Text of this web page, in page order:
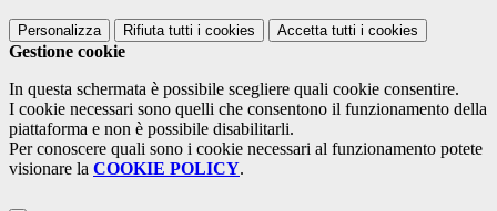
Personalizza Rifiuta tutti i cookies Accetta tutti i cookies
Gestione cookie
In questa schermata è possibile scegliere quali cookie consentire.
I cookie necessari sono quelli che consentono il funzionamento della
piattaforma e non è possibile disabilitarli.
Per conoscere quali sono i cookie necessari al funzionamento potete
visionare la COOKIE POLICY.